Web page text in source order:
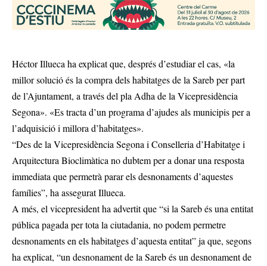
Héctor Illueca ha explicat que, després d’estudiar el cas, «la
millor solució és la compra dels habitatges de la Sareb per part
de l’Ajuntament, a través del pla Adha de la Vicepresidència
Segona». «Es tracta d’un programa d’ajudes als municipis per a
l’adquisició i millora d’habitatges».
“Des de la Vicepresidència Segona i Conselleria d’Habitatge i
Arquitectura Bioclimàtica no dubtem per a donar una resposta
immediata que permetrà parar els desnonaments d’aquestes
famílies”, ha assegurat Illueca.
A més, el vicepresident ha advertit que “si la Sareb és una entitat
pública pagada per tota la ciutadania, no podem permetre
desnonaments en els habitatges d’aquesta entitat” ja que, segons
ha explicat, “un desnonament de la Sareb és un desnonament de